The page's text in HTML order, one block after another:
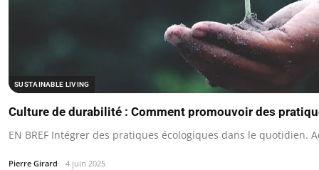
SUSTAINABLE LIVING
Culture de durabilité : Comment promouvoir des
EN BREF Intégrer des pratiques écologiques dans le quotidien.
Pierre Girard 4 juin 2025